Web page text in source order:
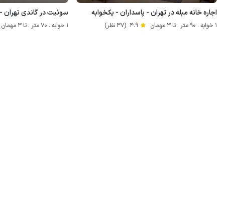
اجاره خانه مبله در تهران - پاسداران - یکخوابه
1 خوابه . 90 متر . تا 3 مهمان 4.9 (37 نظر)
سوئیت در گاندی تهران
1 خوابه . 70 متر . تا 3 مهمان